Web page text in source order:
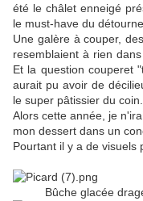
été le châlet enneigé
le must-have du
Une galère à couper,
resemblaient à rien
Et la question couperet
aurait pu avoir de
le super pâtissier du coin.
Alors cette année, je
mon dessert dans un
Pourtant il y a de visuels
Bûche glacée